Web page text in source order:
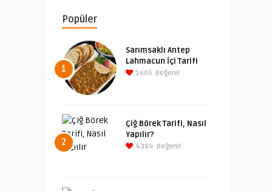
Popüler
1
Sarımsaklı Antep
Lahmacun İçi Tarifi
1605 Beğeni!
2
Çiğ Börek Tarifi, Nasıl
Yapılır?
4384 Beğeni!